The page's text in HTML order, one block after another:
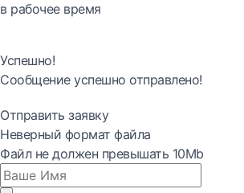
в рабочее время
Успешно!
Сообщение успешно отправлено!
Отправить заявку
Неверный формат файла
Файл не должен превышать 10Mb